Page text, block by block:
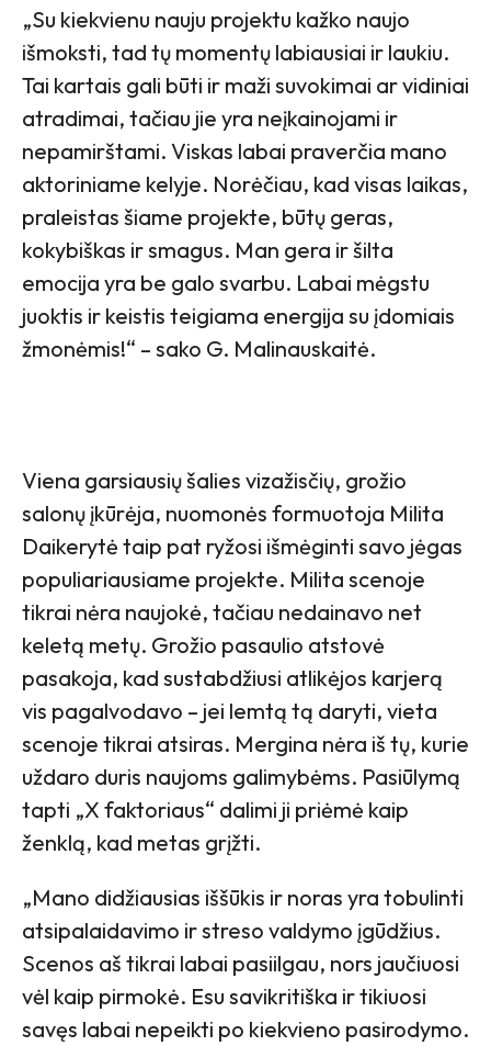
„Su kiekvienu nauju projektu kažko naujo
išmoksti, tad tų momentų labiausiai ir laukiu.
Tai kartais gali būti ir maži suvokimai ar vidiniai
atradimai, tačiau jie yra neįkainojami ir
nepamirštami. Viskas labai praverčia mano
aktoriniame kelyje. Norėčiau, kad visas laikas,
praleistas šiame projekte, būtų geras,
kokybiškas ir smagus. Man gera ir šilta
emocija yra be galo svarbu. Labai mėgstu
juoktis ir keistis teigiama energija su įdomiais
žmonėmis!“ – sako G. Malinauskaitė.
Viena garsiausių šalies vizažisčių, grožio
salonų įkūrėja, nuomonės formuotoja Milita
Daikerytė taip pat ryžosi išmėginti savo jėgas
populiariausiame projekte. Milita scenoje
tikrai nėra naujokė, tačiau nedainavo net
keletą metų. Grožio pasaulio atstovė
pasakoja, kad sustabdžiusi atlikėjos karjerą
vis pagalvodavo – jei lemtą tą daryti, vieta
scenoje tikrai atsiras. Mergina nėra iš tų, kurie
uždaro duris naujoms galimybėms. Pasiūlymą
tapti „X faktoriaus“ dalimi ji priėmė kaip
ženklą, kad metas grįžti.
„Mano didžiausias iššūkis ir noras yra tobulinti
atsipalaidavimo ir streso valdymo įgūdžius.
Scenos aš tikrai labai pasiilgau, nors jaučiuosi
vėl kaip pirmokė. Esu savikritiška ir tikiuosi
savęs labai nepeikti po kiekvieno pasirodymo.